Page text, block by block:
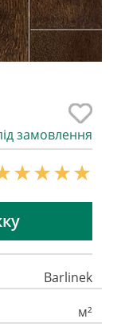
замовлення
Barlinek
м²